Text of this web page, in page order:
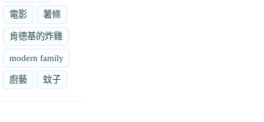
電影 薯條
肯德基的炸雞
modern family
廚藝 蚊子